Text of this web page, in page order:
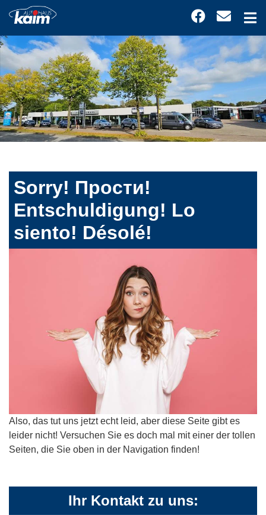
Sorry! Прости!
Entschuldigung! Lo
siento! Désolé!
Also, das tut uns jetzt echt leid, aber diese Seite gibt es
leider nicht! Versuchen Sie es doch mal mit einer der tollen
Seiten, die Sie oben in der Navigation finden!
Ihr Kontakt zu uns: